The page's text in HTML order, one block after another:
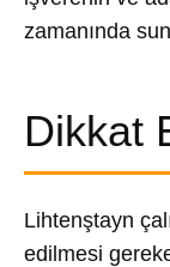
zamanında
Dikkat
Lihtenştayn
edilmesi